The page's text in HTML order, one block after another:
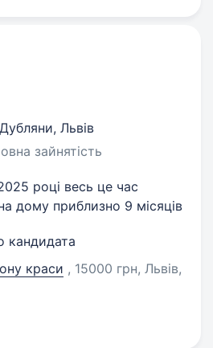
Дубляни, Львів
зайнятість
році весь це час
дому приблизно 9 місяців
кандидата
краси , 15000 грн, Львів,